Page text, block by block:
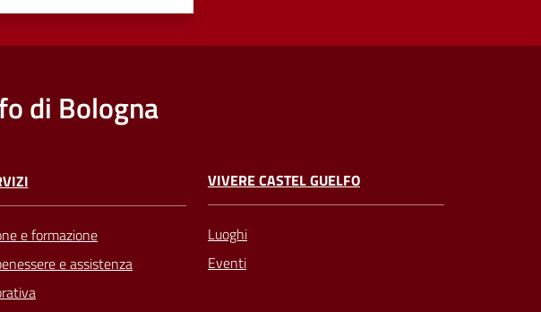
di Bologna
e formazione
e assistenza
VIVERE CASTEL GUELFO
Luoghi
Eventi